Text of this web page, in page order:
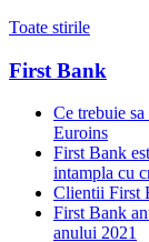
Toate stirile
First Bank
Ce trebuie
Euroins
First Bank
intampla cu
Clientii First
First Bank
anului 2021